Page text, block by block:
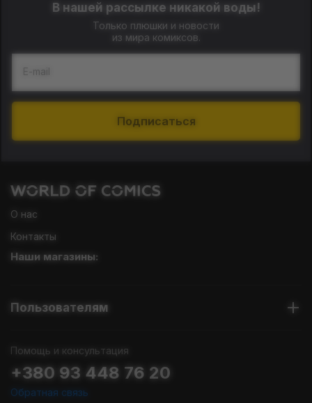
В нашей рассылке никакой воды!
Только плюшки и новости
из мира комиксов.
E-mail
Подписаться
О нас
Контакты
Наши магазины:
Пользователям
Помощь и консультация
+380 93 448 76 20
Обратная связь